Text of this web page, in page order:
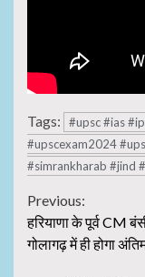
Tags:
#upsc #ias
#upscexam2024
#simrankharab #jind
Continue
Reading
Previous:
हरियाणा के पूर्व CM
गोलागढ़ में ही होगा